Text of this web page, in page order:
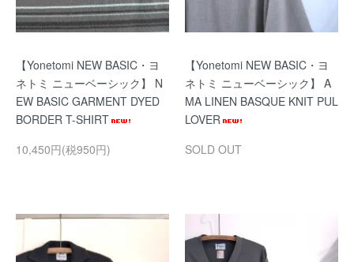
【Yonetomi NEW BASIC・ヨ
ネトミ ニューベーシック】 N
EW BASIC GARMENT DYED
BORDER T-SHIRT
10,450円(税950円)
【Yonetomi NEW BASIC・ヨ
ネトミ ニューベーシック】 A
MA LINEN BASQUE KNIT PUL
LOVER
SOLD OUT